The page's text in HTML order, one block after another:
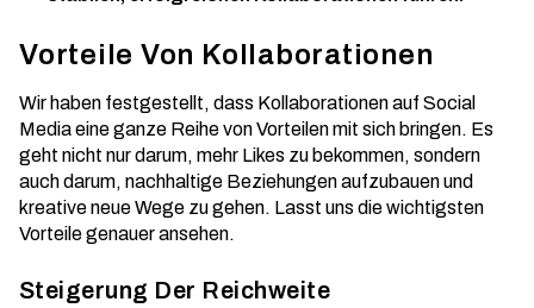
Vorteile Von Kollaborationen
Wir haben festgestellt, dass Kollaborationen auf Social
Media eine ganze Reihe von Vorteilen mit sich bringen. Es
geht nicht nur darum, mehr Likes zu bekommen, sondern
auch darum, nachhaltige Beziehungen aufzubauen und
kreative neue Wege zu gehen. Lasst uns die wichtigsten
Vorteile genauer ansehen.
Steigerung Der Reichweite